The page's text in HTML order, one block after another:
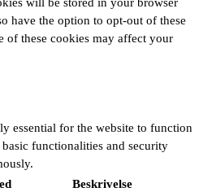
have the option to opt-out of these
of these cookies may affect your
essential for the website to function
functionalities and security
Beskrivelse